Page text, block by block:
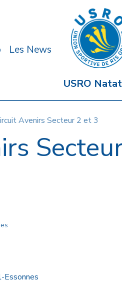
Les News
USRO
Avenirs Secteur 2 et 3
Essonnes